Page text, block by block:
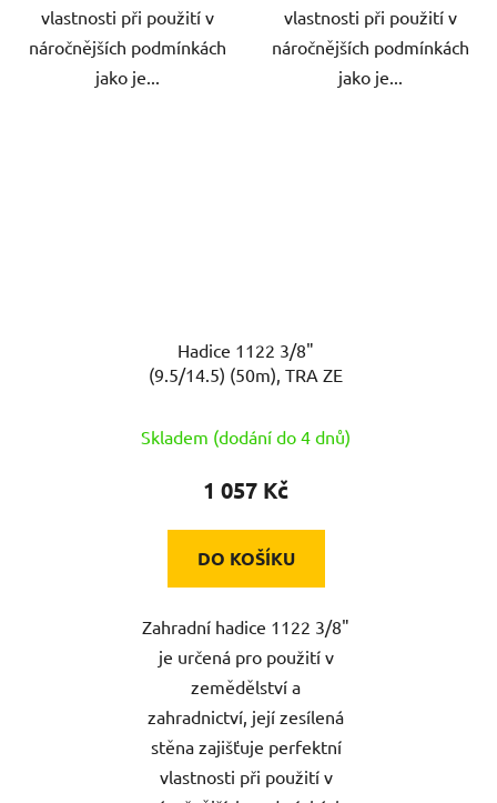
vlastnosti při použití v
náročnějších podmínkách
jako je...
vlastnosti při použití v
náročnějších podmínkách
jako je...
Hadice 1122 3/8"
(9.5/14.5) (50m), TRA ZE
Skladem (dodání do 4 dnů)
1 057 Kč
DO KOŠÍKU
Zahradní hadice 1122 3/8"
je určená pro použití v
zemědělství a
zahradnictví, její zesílená
stěna zajišťuje perfektní
vlastnosti při použití v